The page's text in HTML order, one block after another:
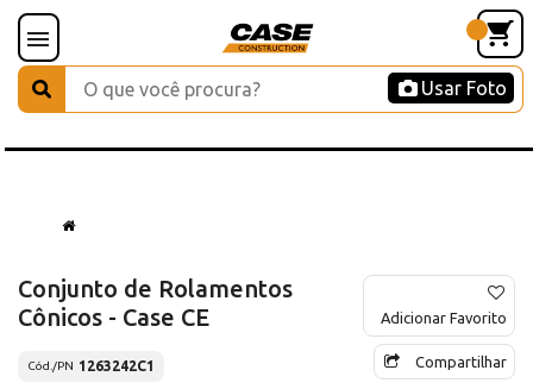
Usar Foto
Conjunto de Rolamentos
Cônicos - Case CE
Cód./PN 1263242C1
Adicionar Favorito
Compartilhar